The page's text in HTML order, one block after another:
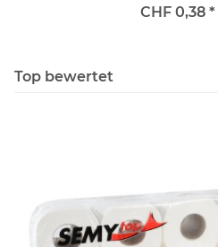
CHF 0,38 *
Top bewertet